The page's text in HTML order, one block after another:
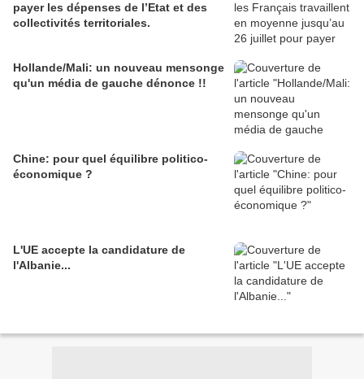
payer les dépenses de l’Etat et des
collectivités territoriales.
Hollande/Mali: un nouveau mensonge
qu'un média de gauche dénonce !!
Chine: pour quel équilibre politico-
économique ?
L'UE accepte la candidature de
l'Albanie...